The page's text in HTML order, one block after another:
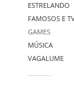
ESTRELANDO
FAMOSOS E
GAMES
MÚSICA
VAGALUME